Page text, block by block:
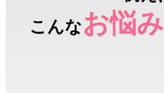
こんなお悩み